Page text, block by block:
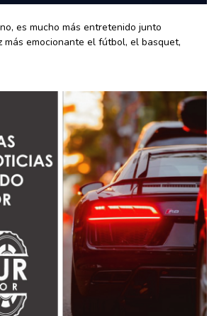
es mucho más entretenido junto
más emocionante el fútbol, el basquet,